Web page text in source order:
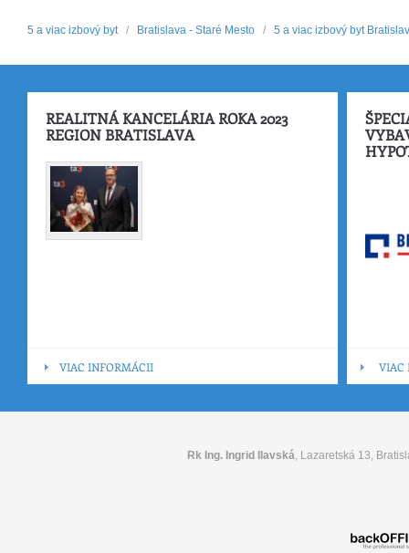
5 a viac izbový byt/ Bratislava - Staré Mesto / 5 a viac izbový byt
REALITNÁ KANCELÁRIA ROKA 2023
REGION BRATISLAVA
VIAC INFORMÁCII VIAC
Rk Ing. Ingrid Ilavská, Lazaretská 13,